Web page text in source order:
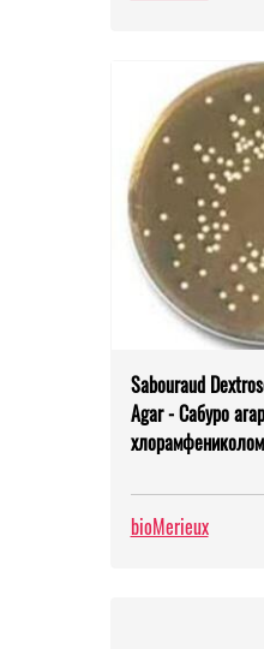
Sabouraud
Agar - Сабуро
bioMerieux